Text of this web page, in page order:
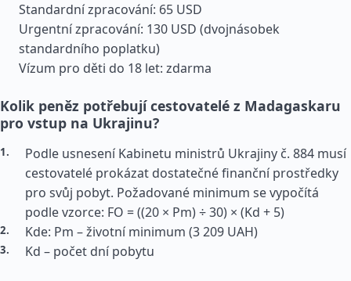
Standardní zpracování: 65 USD
Urgentní zpracování: 130 USD (dvojnásobek
standardního poplatku)
Vízum pro děti do 18 let: zdarma
Kolik peněz potřebují cestovatelé z Madagaskaru
pro vstup na Ukrajinu?
Podle usnesení Kabinetu ministrů Ukrajiny č. 884 musí
cestovatelé prokázat dostatečné finanční prostředky
pro svůj pobyt. Požadované minimum se vypočítá
podle vzorce: FO = ((20 × Pm) ÷ 30) × (Kd + 5)
Kde: Pm – životní minimum (3 209 UAH)
Kd – počet dní pobytu